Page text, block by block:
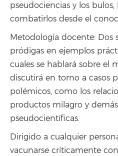
pseudociencias y los
combatirlos desde el
Metodología docente: Dos
pródigas en ejemplos
cuales se hablará sobre el
discutirá en torno a casos
polémicos, como los
productos milagro y
pseudocientíficas.
Dirigido a cualquier
vacunarse críticamente